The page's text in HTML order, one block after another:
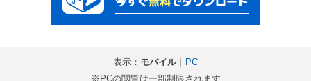
表示： モバイル｜
PC
※PCの閲覧は一部制限されます